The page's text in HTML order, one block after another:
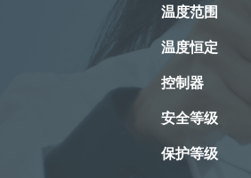
温度范围
温度恒定
控制器
安全等级
保护等级